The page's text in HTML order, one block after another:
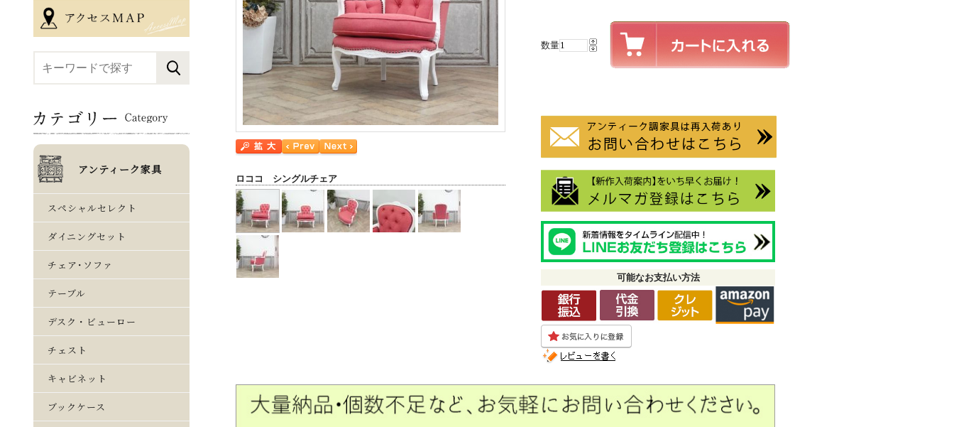
数量
可能なお支払い方法
ロココ シングルチェア